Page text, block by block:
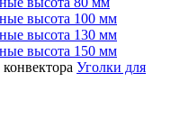
высота 100 мм
высота 130 мм
высота 150 мм
Уголки для